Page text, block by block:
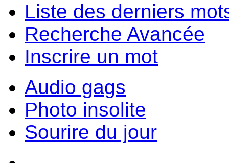
Liste des derniers
Recherche Avancée
Inscrire un mot
Audio gags
Photo insolite
Sourire du jour